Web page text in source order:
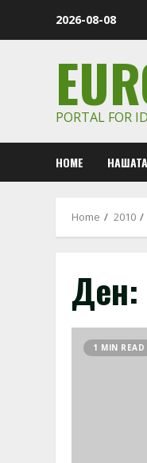
2026-08-08
PORTAL FOR
HOME
Home 2010
Ден:
1 MIN READ